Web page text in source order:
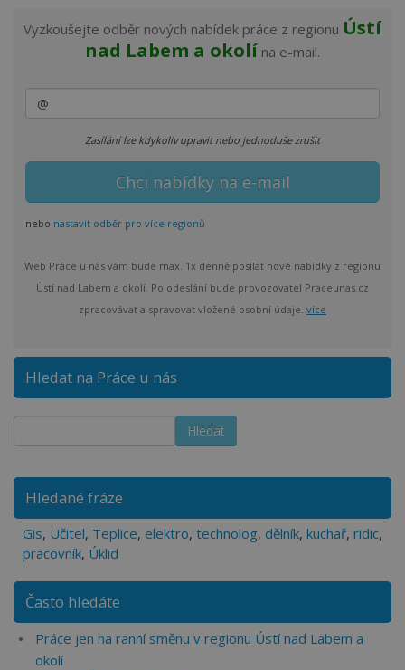
Vyzkoušejte odběr nových nabídek práce z regionu Ústí
nad Labem a okolí na e-mail.
Zasílání lze kdykoliv upravit nebo jednoduše zrušit
nebo nastavit odběr pro více regionů
Web Práce u nás vám bude max. 1x denně posílat nové nabídky z regionu
Ústí nad Labem a okolí. Po odeslání bude provozovatel Praceunas.cz
zpracovávat a spravovat vložené osobní údaje. více
Hledat na Práce u nás
Hledané fráze
Gis, Učitel, Teplice, elektro, technolog, dělník, kuchař, ridic,
pracovník, Úklid
Často hledáte
Práce jen na ranní směnu v regionu Ústí nad Labem a
okolí